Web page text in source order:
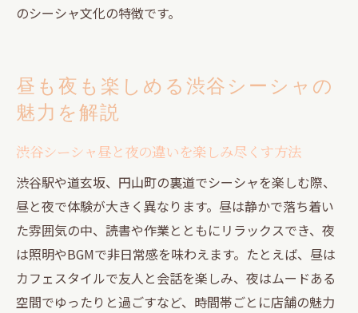
のシーシャ文化の特徴です。
昼も夜も楽しめる渋谷シーシャの
魅力を解説
渋谷シーシャ昼と夜の違いを楽しみ尽くす方法
渋谷駅や道玄坂、円山町の裏道でシーシャを楽しむ際、
昼と夜で体験が大きく異なります。昼は静かで落ち着い
た雰囲気の中、読書や作業とともにリラックスでき、夜
は照明やBGMで非日常感を味わえます。たとえば、昼は
カフェスタイルで友人と会話を楽しみ、夜はムードある
空間でゆったりと過ごすなど、時間帯ごとに店舗の魅力